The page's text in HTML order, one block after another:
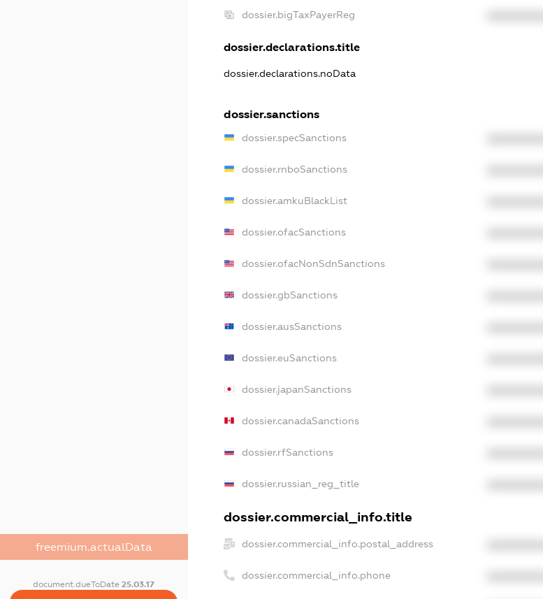
freemium.actualData
document.dueToDate25.03.17
dossier.bigTaxPayerReg
dossier.declarations.title
dossier.declarations.noData
dossier.sanctions
dossier.specSanctions
dossier.rnboSanctions
dossier.amkuBlackList
dossier.ofacSanctions
dossier.ofacNonSdnSanctions
dossier.gbSanctions
dossier.ausSanctions
dossier.euSanctions
dossier.japanSanctions
dossier.canadaSanctions
dossier.rfSanctions
dossier.russian_reg_title
dossier.commercial_info.title
dossier.commercial_info.postal_address
dossier.commercial_info.phone